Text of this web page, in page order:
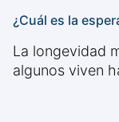
¿Cuál es la
La longevidad
algunos viven